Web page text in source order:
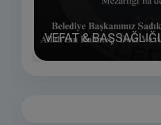
VEFAT & BAŞSAĞLIĞI